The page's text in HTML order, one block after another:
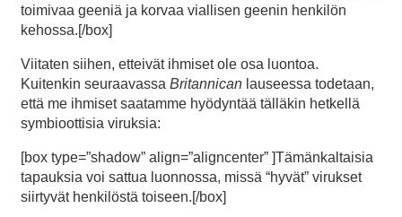
toimivaa geeniä ja korvaa viallisen geenin henkilön
kehossa.[/box]
Viitaten siihen, etteivät ihmiset ole osa luontoa.
Kuitenkin seuraavassa Britannican lauseessa todetaan,
että me ihmiset saatamme hyödyntää tälläkin hetkellä
symbioottisia viruksia:
[box type=”shadow” align=”aligncenter” ]Tämänkaltaisia
tapauksia voi sattua luonnossa, missä “hyvät” virukset
siirtyvät henkilöstä toiseen.[/box]